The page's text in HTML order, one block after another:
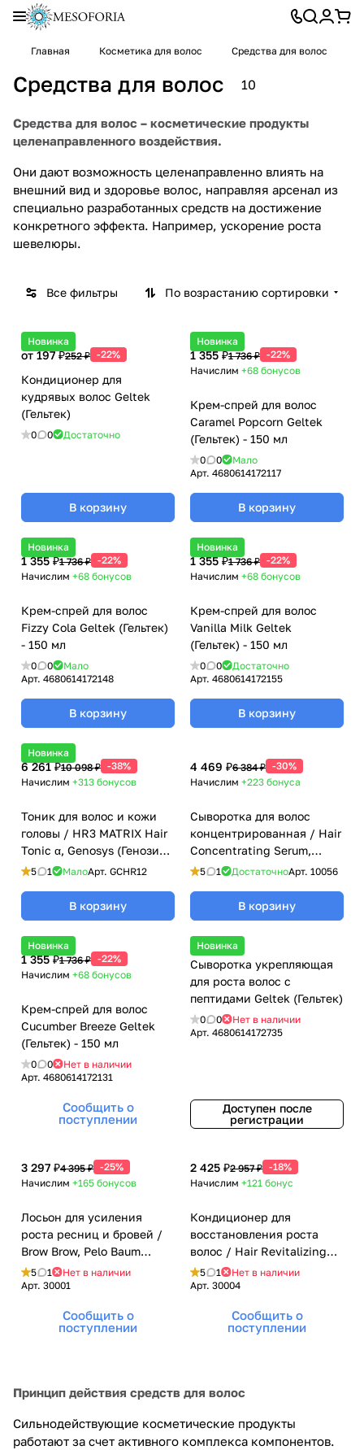
Главная Косметика для волос Средства для волос
Средства для волос 10
Средства для волос – косметические продукты
целенаправленного воздействия.
Они дают возможность целенаправленно влиять на
внешний вид и здоровье волос, направляя арсенал из
специально разработанных средств на достижение
конкретного эффекта. Например, ускорение роста
шевелюры.
Все фильтры По возрастанию сортировки
Новинка
от 197 ₽252 ₽ -22%
Кондиционер для
кудрявых волос Geltek
(Гельтек)
0 0 Достаточно
В корзину
Новинка
1 355 ₽1 736 ₽ -22%
Начислим +68 бонусов
Крем-спрей для волос
Caramel Popcorn Geltek
(Гельтек) - 150 мл
0 0
Мало
Арт. 4680614172117
В корзину
Новинка
1 355 ₽1 736 ₽ -22%
Начислим +68 бонусов
Крем-спрей для волос
Fizzy Cola Geltek (Гельтек)
- 150 мл
0 0
Мало
Арт. 4680614172148
В корзину
Новинка
1 355 ₽1 736 ₽ -22%
Начислим +68 бонусов
Крем-спрей для волос
Vanilla Milk Geltek
(Гельтек) - 150 мл
0 0
Достаточно
Арт. 4680614172155
В корзину
Новинка
6 261 ₽10 098 ₽ -38%
Начислим +313 бонусов
Тоник для волос и кожи
головы / HR3 MATRIX Hair
Tonic α, Genosys (Генозис)
- 70 мл
5 1 МалоАрт. GCHR12
В корзину
4 469 ₽6 384 ₽ -30%
Начислим +223 бонуса
Сыворотка для волос
концентрированная / Hair
Concentrating Serum,
Dermaheal (Дермахил), 50
5 1 ДостаточноАрт. 10056
В корзину
Новинка
1 355 ₽1 736 ₽ -22%
Начислим +68 бонусов
Крем-спрей для волос
Cucumber Breeze Geltek
(Гельтек) - 150 мл
0 0
Нет в наличии
Арт. 4680614172131
Сообщить о
поступлении
Новинка
Сыворотка укрепляющая
для роста волос с
пептидами Geltek (Гельтек)
0 0
Нет в наличии
Арт. 4680614172735
Доступен после
регистрации
3 297 ₽4 395 ₽ -25%
Начислим +165 бонусов
Лосьон для усиления
роста ресниц и бровей /
Brow Brow, Pelo Baum
(Пело Баум) - 10 мл
5 1
Нет в наличии
Арт. 30001
Сообщить о
поступлении
2 425 ₽2 957 ₽ -18%
Начислим +121 бонус
Кондиционер для
восстановления роста
волос / Hair Revitalizing
Сonditioner, Pelo Baum
(Пело Баум) - 110 мл
5 1
Нет в наличии
Арт. 30004
Сообщить о
поступлении
Принцип действия средств для волос
Сильнодействующие косметические продукты
работают за счет активного комплекса компонентов.